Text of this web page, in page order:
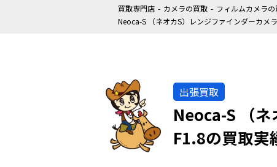
買取専門店 カメラの買取 フィルムカメラ
Neoca-S （ネオカS）レンジファインダーカメ
出張買取
Neoca-S （
F1.8の買取実